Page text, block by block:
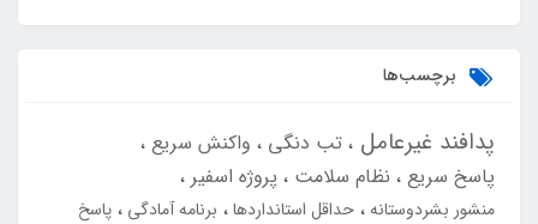
برچسب‌ها
پدافند غیرعامل تب دنگی
واکنش سریع
پاسخ سریع نظام سلامت پروژه اسفیر
منشور بشردوستانه حداقل استانداردها برنامه آمادگی پاسخ